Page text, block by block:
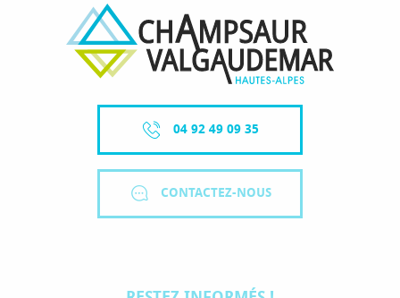
04 92 49 09 35
CONTACTEZ-NOUS